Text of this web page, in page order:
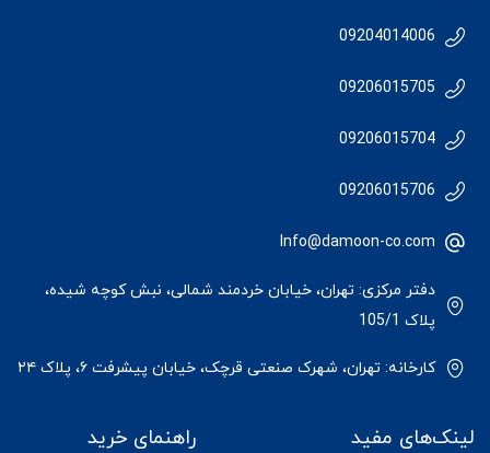
09204014006
09206015705
09206015704
09206015706
Info@damoon-co.com
دفتر مرکزی: تهران، خیابان خردمند شمالی، نبش کوچه شیده،
پلاک 105/1
کارخانه: تهران، شهرک صنعتی قرچک، خیابان پیشرفت ۶، پلاک ۲۴
لینک‌های مفید راهنمای خرید